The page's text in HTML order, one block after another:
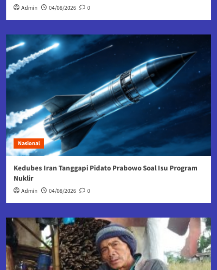
Admin 04/08/2026 0
Nasional
Kedubes Iran Tanggapi Pidato Prabowo Soal Isu Program
Nuklir
Admin 04/08/2026 0